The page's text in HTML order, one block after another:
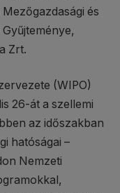
és
Zrt.
(WIPO)
26-át a szellemi
az időszakban
hatóságai –
Nemzeti